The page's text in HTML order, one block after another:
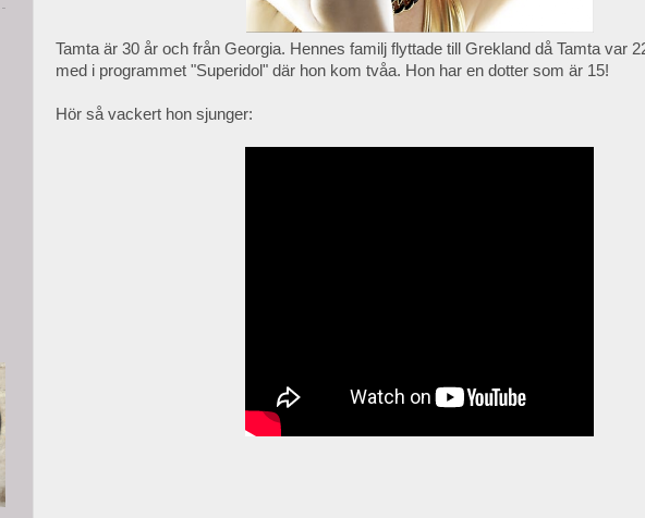
Tamta är 30 år och från Georgia. Hennes familj flyttade till Grekland då Tamta var
med i programmet "Superidol" där hon kom tvåa. Hon har en dotter som är 15!
Hör så vackert hon sjunger: